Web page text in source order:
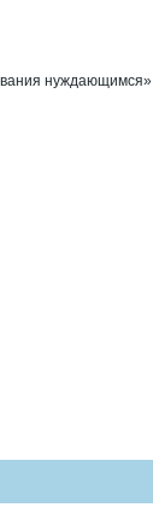
нуждающимся»